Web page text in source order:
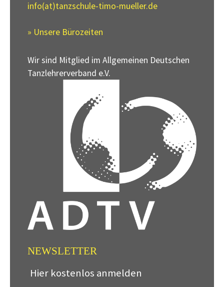
info(at)tanzschule-timo-mueller.de
» Unsere Bürozeiten
Wir sind Mitglied im Allgemeinen Deutschen
Tanzlehrerverband e.V.
NEWSLETTER
Hier kostenlos anmelden